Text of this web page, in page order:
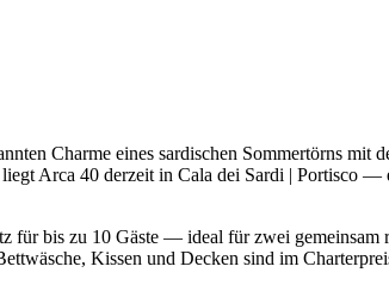
Charme eines sardischen Sommertörns
Arca 40 derzeit in Cala dei Sardi | Portisco
bis zu 10 Gäste — ideal für zwei gemeinsam
Kissen und Decken sind im